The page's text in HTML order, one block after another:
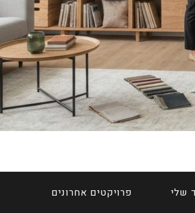
שלי פרויקטים אחרונים